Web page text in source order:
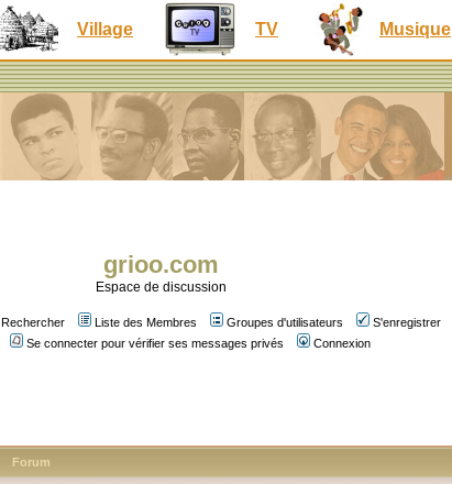
Village TV Musique
grioo.com
Espace de discussion
Rechercher Liste des Membres Groupes d'utilisateurs
S'enregistrer
Se connecter pour vérifier ses messages privés Connexion
Forum